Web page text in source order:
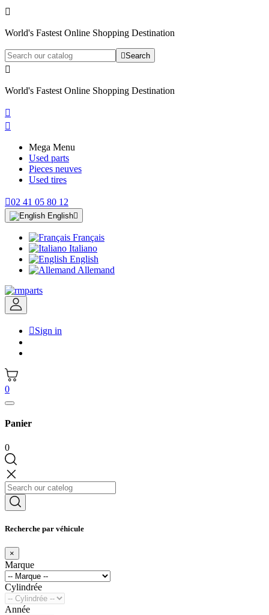

World's Fastest Online Shopping Destination
Search

World's Fastest Online Shopping Destination


Mega Menu
Used parts
Pieces neuves
Used tires
02 41 05 80 12
English
Français
Italiano
English
Allemand
Sign in
0
Panier
0
Recherche par véhicule
×
Marque
Cylindrée
Année